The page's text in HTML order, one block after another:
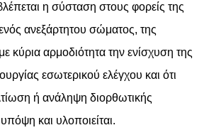
η σύσταση στους φορείς της
ανεξάρτητου σώματος, της
κύρια αρμοδιότητα την ενίσχυση της
εσωτερικού ελέγχου και ότι
ή ανάληψη διορθωτικής
και υλοποιείται.